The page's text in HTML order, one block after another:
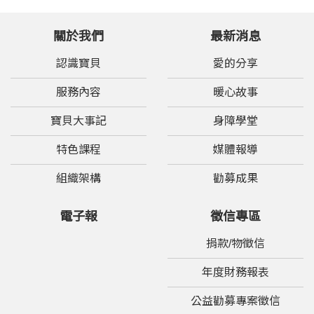
關於我們
認識寶貝
服務內容
寶貝大事記
特色課程
組織架構
最新消息
愛的分享
暖心故事
身障學堂
媒體報導
勸募成果
電子報 徵信專區
捐款/物徵信
年度財務報表
公益勸募專案徵信